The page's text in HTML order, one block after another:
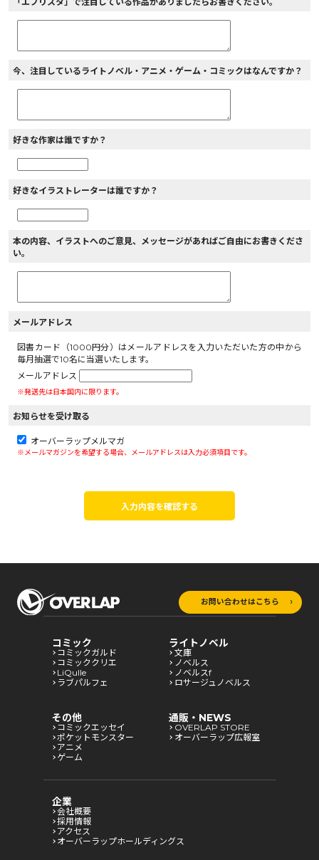
今、注目しているライトノベル・アニメ・ゲーム・コミックはなんですか？
好きな作家は誰ですか？
好きなイラストレーターは誰ですか？
本の内容、イラストへのご意見、メッセージがあればご自由にお書きくださ
い。
メールアドレス
図書カード（1000円分）はメールアドレスを入力いただいた方の中から
毎月抽選で10名に当選いたします。
メールアドレス
※発送先は日本国内に限ります。
お知らせを受け取る
オーバーラップメルマガ
※メールマガジンを希望する場合、メールアドレスは入力必須項目です。
入力内容を確認する
お問い合わせはこちら
コミック
コミックガルド
コミッククリエ
LiQulle
ラブパルフェ
ライトノベル
文庫
ノベルス
ノベルスf
ロサージュノベルス
その他
コミックエッセイ
ポケットモンスター
アニメ
ゲーム
通販・NEWS
OVERLAP STORE
オーバーラップ広報室
企業
会社概要
採用情報
アクセス
オーバーラップホールディングス